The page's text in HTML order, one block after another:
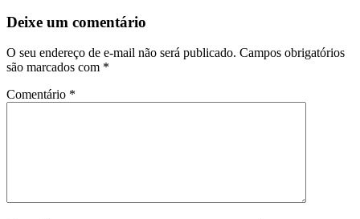
Deixe um comentário
O seu endereço de e-mail não será publicado. Campos obrigatórios
são marcados com *
Comentário *